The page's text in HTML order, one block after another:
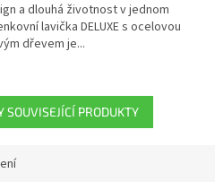
a dlouhá životnost v jednom
lavička DELUXE s ocelovou
dřevem je...
SOUVISEJÍCÍ PRODUKTY